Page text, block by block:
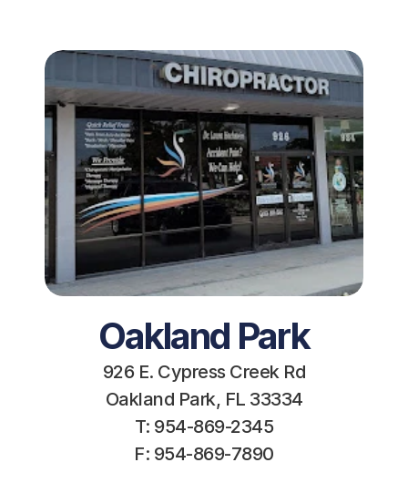
Oakland Park
926 E. Cypress Creek Rd
Oakland Park, FL 33334
T: 954-869-2345
F: 954-869-7890